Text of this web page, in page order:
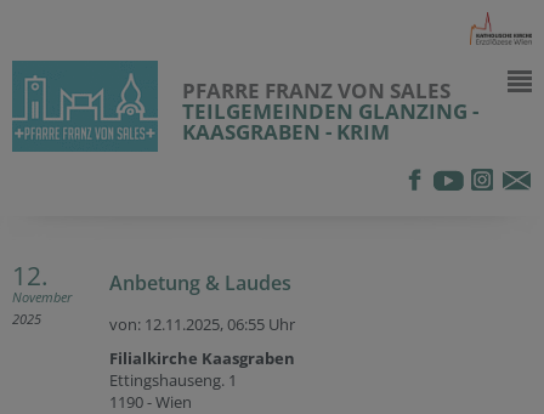
PFARRE FRANZ VON SALES
TEILGEMEINDEN GLANZING -
KAASGRABEN - KRIM
12.
November
2025
Anbetung & Laudes
von: 12.11.2025,06:55 Uhr
Filialkirche Kaasgraben
Ettingshauseng. 1
1190 - Wien